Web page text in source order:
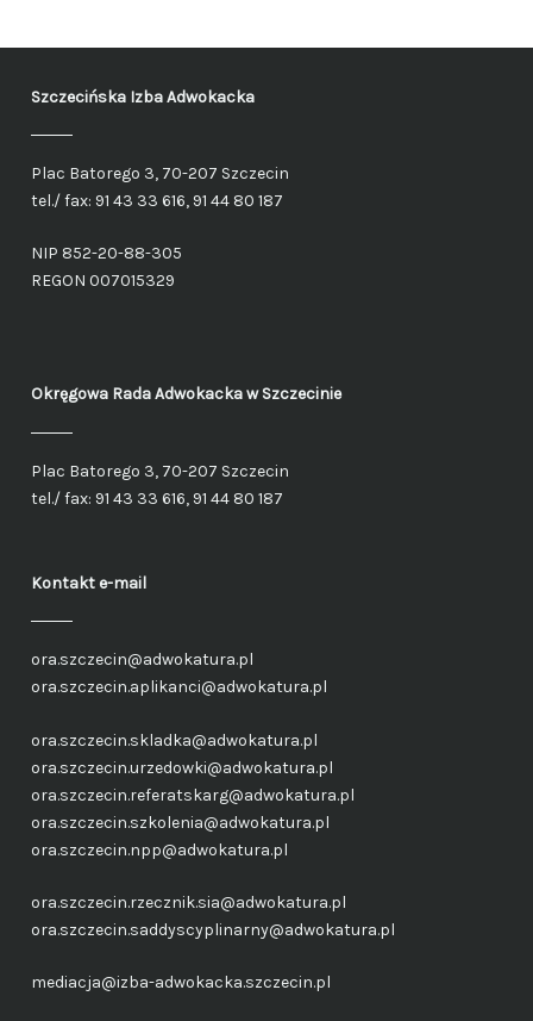
Szczecińska Izba Adwokacka
Plac Batorego 3, 70-207 Szczecin
tel./ fax: 91 43 33 616, 91 44 80 187
NIP 852-20-88-305
REGON 007015329
Okręgowa Rada Adwokackaw Szczecinie
Plac Batorego 3, 70-207 Szczecin
tel./ fax: 91 43 33 616, 91 44 80 187
Kontakt e-mail
ora.szczecin@adwokatura.pl
ora.szczecin.aplikanci@adwokatura.pl
ora.szczecin.skladka@adwokatura.pl
ora.szczecin.urzedowki@adwokatura.pl
ora.szczecin.referatskarg@adwokatura.pl
ora.szczecin.szkolenia@adwokatura.pl
ora.szczecin.npp@adwokatura.pl
ora.szczecin.rzecznik.sia@adwokatura.pl
ora.szczecin.saddyscyplinarny@adwokatura.pl
mediacja@izba-adwokacka.szczecin.pl